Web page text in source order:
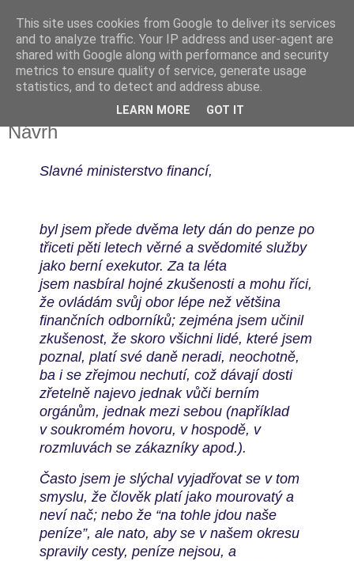
Kapka Karla Čapka
"Věřím v humanitu, v demokracii a v člověka."
úterý 22. března 2016
Návrh
Slavné ministerstvo financí,
byl jsem přede dvěma lety dán do penze po
třiceti pěti letech věrné a svědomité služby
jako berní exekutor. Za ta léta
jsem nasbíral hojné zkušenosti a mohu říci,
že ovládám svůj obor lépe než většina
finančních odborníků; zejména jsem učinil
zkušenost, že skoro všichni lidé, které jsem
poznal, platí své daně neradi, neochotně,
ba i se zřejmou nechutí, což dávají dosti
zřetelně najevo jednak vůči berním
orgánům, jednak mezi sebou (například
v soukromém hovoru, v hospodě, v
rozmluvách se zákazníky apod.).
Často jsem je slýchal vyjadřovat se v tom
smyslu, že člověk platí jako mourovatý a
neví nač; nebo že “na tohle jdou naše
peníze”, ale nato, aby se v našem okresu
spravily cesty, peníze nejsou, a
This site uses cookies from Google to deliver its services
and to analyze traffic. Your IP address and user-agent are
shared with Google along with performance and security
metrics to ensure quality of service, generate usage
statistics, and to detect and address abuse.
LEARN MORE GOT IT